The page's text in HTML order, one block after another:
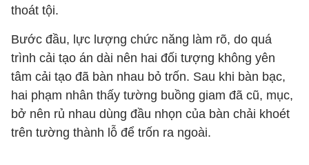
thoát tội.
Bước đầu, lực lượng chức năng làm rõ, do quá
trình cải tạo án dài nên hai đối tượng không yên
tâm cải tạo đã bàn nhau bỏ trốn. Sau khi bàn bạc,
hai phạm nhân thấy tường buồng giam đã cũ, mục,
bở nên rủ nhau dùng đầu nhọn của bàn chải khoét
trên tường thành lỗ để trốn ra ngoài.